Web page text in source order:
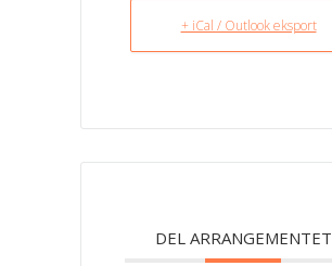
+ iCal / Outlook eksport
DEL ARRANGEMENTET